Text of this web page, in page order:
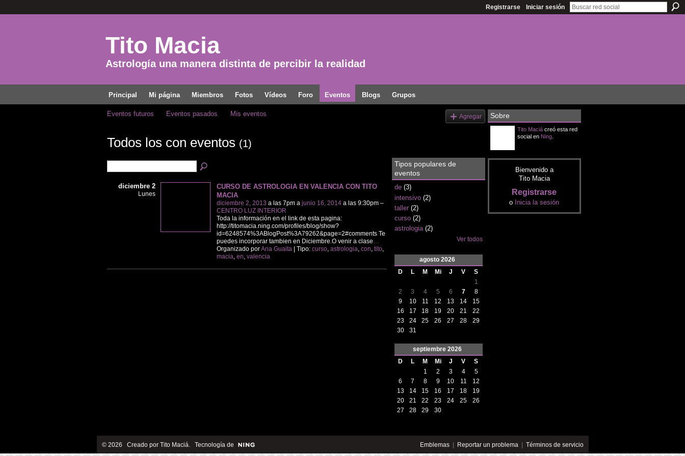
Registrarse Iniciar sesión
Tito Macia
Astrología una manera distinta de percibir la realidad
Principal Mi página Miembros Fotos Vídeos Foro Eventos Blogs Grupos
Eventos futuros Eventos pasados Mis eventos Agregar
Todos los con eventos (1)
diciembre 2
Lunes
CURSO DE ASTROLOGIA EN VALENCIA CON TITO
MACIA
diciembre 2, 2013 a las 7pm a junio 16, 2014a las 9:30pm –
CENTRO LUZ INTERIOR
Toda la información en el link de esta pagina:
http://titomacia.ning.com/profiles/blog/show?
id=6248574%3ABlogPost%3A79262&page=2#comments Te
puedes incorporar tambien en Diciembre.O venir a clase…
Organizado porAna Guaita| Tipo: curso, astrologia, con, tito,
macia, en, valencia
Tipos populares de
eventos
de(3)
intensivo(2)
taller(2)
curso(2)
astrologia(2)
Ver todos
agosto 2026
D
L M Mi J V
S
1
2
3 4 5 6 7
8
9
10 11 12 13 14
15
16
17 18 19 20 21
22
23
24 25 26 27 28
29
30
31
septiembre 2026
D
L M Mi J V
S
1
2 3 4
5
6
7 8 9 10 11
12
13
14 15 16 17 18
19
20
21 22 23 24 25
26
27
28 29 30
Sobre
Tito Maciácreó esta red
social en Ning.
Bienvenido a
Tito Macia
Registrarse
o Inicia la sesión
© 2026 Creado por Tito Maciá. Tecnología de Emblemas| Reportar un problema| Términos de servicio